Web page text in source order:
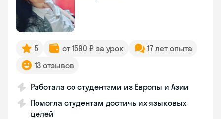
5 от 1590 ₽ за урок
17 лет опыта
13 отзывов
Работала со студентами из Европы и Азии
Помогла студентам достичь их языковых
целей